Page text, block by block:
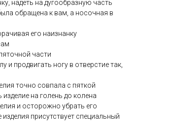
надеть на дугообразную часть
обращена к вам, а носочная в
его наизнанку
части
и продвигать ногу в отверстие так,
точно совпала с пяткой
на голень до колена
и осторожно убрать его
присутствует специальный